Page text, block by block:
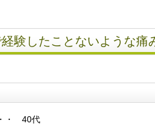
験したことないような痛
・
40代